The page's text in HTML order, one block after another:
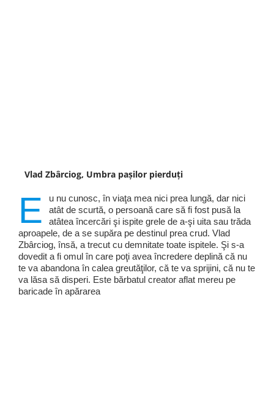
Vlad Zbârciog, Umbra pașilor pierduți
E
u nu cunosc, în viaţa mea nici prea lungă, dar nici
atât de scurtă, o persoană care să fi fost pusă la
atâtea încercări şi ispite grele de a-şi uita sau trăda
aproapele, de a se supăra pe destinul prea crud. Vlad
Zbârciog, însă, a trecut cu demnitate toate ispitele. Şi s-a
dovedit a fi omul în care poţi avea încredere deplină că nu
te va abandona în calea greutăţilor, că te va sprijini, că nu te
va lăsa să disperi. Este bărbatul creator aflat mereu pe
baricade în apărarea